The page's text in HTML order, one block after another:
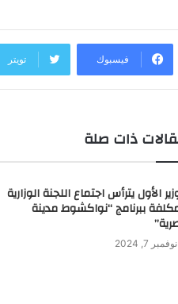
فيسبوك تويتر
ذات صلة
الأول يترأس اجتماع اللجنة الوزارية
ببرنامج “نواكشوط مدينة
نوفمبر 7, 2024